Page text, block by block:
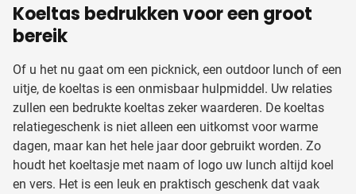
Koeltas bedrukken voor een groot
bereik
Of u het nu gaat om een picknick, een outdoor lunch of een
uitje, de koeltas is een onmisbaar hulpmiddel. Uw relaties
zullen een bedrukte koeltas zeker waarderen. De koeltas
relatiegeschenk is niet alleen een uitkomst voor warme
dagen, maar kan het hele jaar door gebruikt worden. Zo
houdt het koeltasje met naam of logo uw lunch altijd koel
en vers. Het is een leuk en praktisch geschenk dat vaak